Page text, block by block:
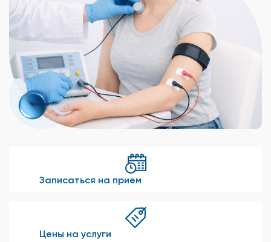
Записаться на прием
Цены на услуги